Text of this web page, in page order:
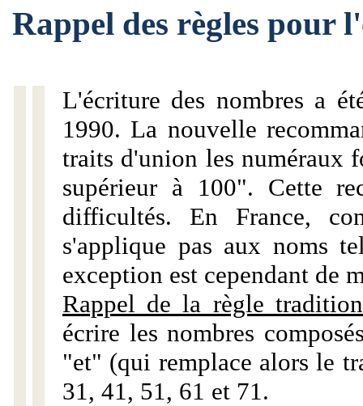
Rappel des règles pour
L'écriture des nombres a
1990. La nouvelle
traits d'union les numéraux
supérieur à 100". Cette
difficultés. En France,
s'applique pas aux noms
exception est cependant de
Rappel de la règle
écrire les nombres
"et" (qui remplace alors le
31, 41, 51, 61 et 71.